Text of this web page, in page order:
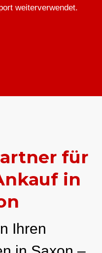
weiterverwendet.
für
in
Ihren